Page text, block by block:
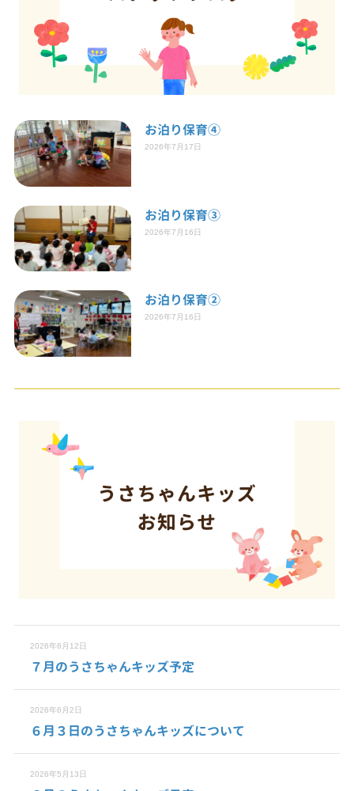
お泊り保育④
2026年7月17日
お泊り保育③
2026年7月16日
お泊り保育②
2026年7月16日
2026年6月12日
７月のうさちゃんキッズ予定
2026年6月2日
６月３日のうさちゃんキッズについて
2026年5月13日